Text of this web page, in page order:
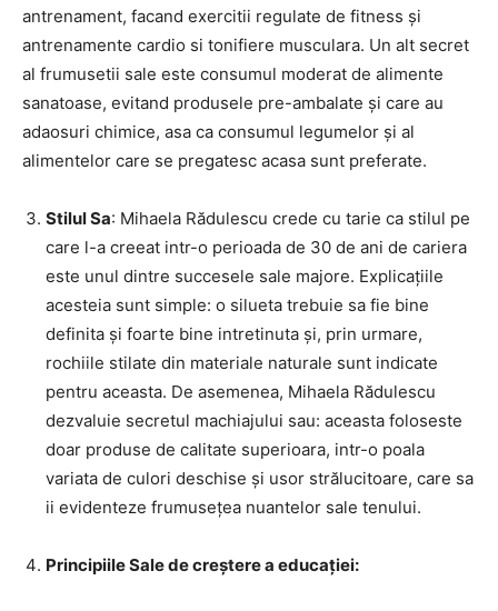
antrenament, facand exercitii regulate de fitness și
antrenamente cardio si tonifiere musculara. Un alt secret
al frumusetii sale este consumul moderat de alimente
sanatoase, evitand produsele pre-ambalate și care au
adaosuri chimice, asa ca consumul legumelor și al
alimentelor care se pregatesc acasa sunt preferate.
Stilul Sa: Mihaela Rădulescu crede cu tarie ca stilul pe
care l-a creeat intr-o perioada de 30 de ani de cariera
este unul dintre succesele sale majore. Explicațiile
acesteia sunt simple: o silueta trebuie sa fie bine
definita și foarte bine intretinuta și, prin urmare,
rochiile stilate din materiale naturale sunt indicate
pentru aceasta. De asemenea, Mihaela Rădulescu
dezvaluie secretul machiajului sau: aceasta foloseste
doar produse de calitate superioara, intr-o poala
variata de culori deschise și usor strălucitoare, care sa
ii evidenteze frumusețea nuantelor sale tenului.
Principiile Sale de creștere a educației: